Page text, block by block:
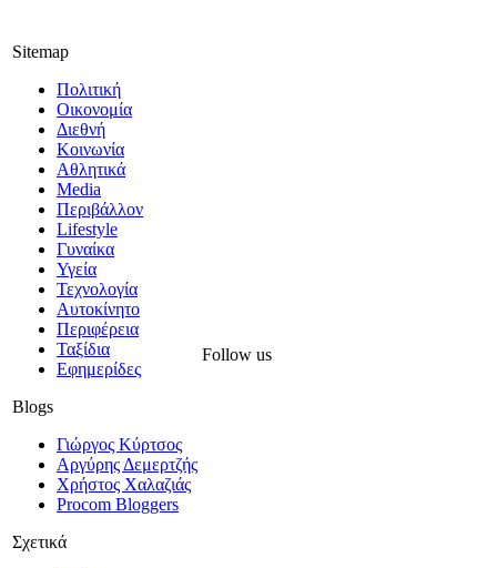
Sitemap
Πολιτική
Οικονομία
Διεθνή
Κοινωνία
Αθλητικά
Media
Περιβάλλον
Lifestyle
Γυναίκα
Υγεία
Τεχνολογία
Αυτοκίνητο
Περιφέρεια
Ταξίδια
Εφημερίδες
Blogs
Γιώργος Κύρτσος
Αργύρης Δεμερτζής
Χρήστος Χαλαζιάς
Procom Bloggers
Σχετικά
Follow us